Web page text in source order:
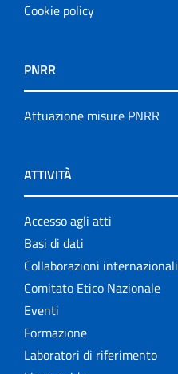
Cookie policy
PNRR
Attuazione misure PNRR
ATTIVITÀ
Accesso agli atti
Basi di dati
Collaborazioni internazionali
Comitato Etico Nazionale
Eventi
Formazione
Laboratori di riferimento